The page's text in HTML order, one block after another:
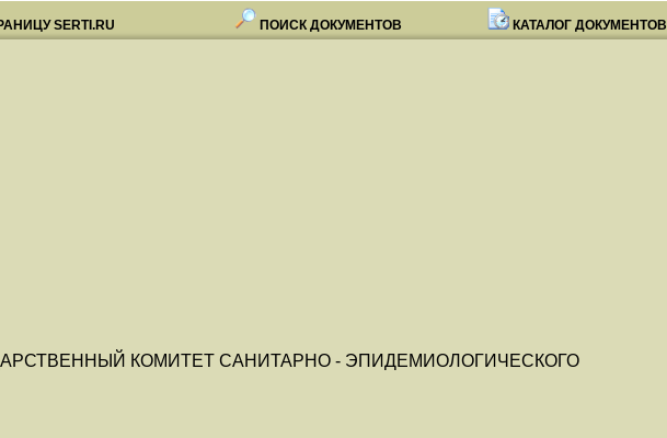
SERTI.RU ПОИСК ДОКУМЕНТОВ КАТАЛОГ ДОКУМЕНТОВ
КОМИТЕТ САНИТАРНО - ЭПИДЕМИОЛОГИЧЕСКОГО